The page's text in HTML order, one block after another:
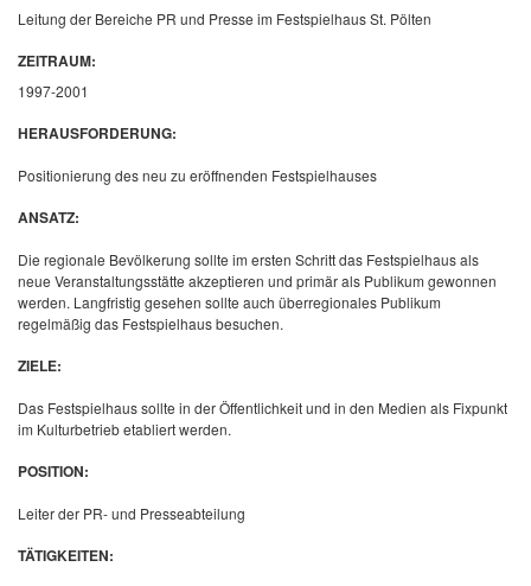
Leitung der Bereiche PR und Presse im Festspielhaus St. Pölten
ZEITRAUM:
1997-2001
HERAUSFORDERUNG:
Positionierung des neu zu eröffnenden Festspielhauses
ANSATZ:
Die regionale Bevölkerung sollte im ersten Schritt das Festspielhaus als
neue Veranstaltungsstätte akzeptieren und primär als Publikum gewonnen
werden. Langfristig gesehen sollte auch überregionales Publikum
regelmäßig das Festspielhaus besuchen.
ZIELE:
Das Festspielhaus sollte in der Öffentlichkeit und in den Medien als Fixpunkt
im Kulturbetrieb etabliert werden.
POSITION:
Leiter der PR- und Presseabteilung
TÄTIGKEITEN: